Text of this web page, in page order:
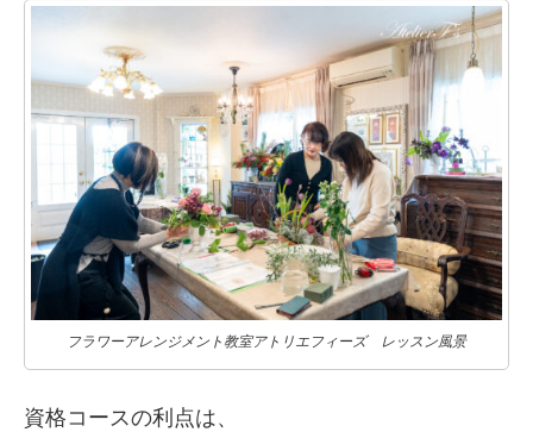
フラワーアレンジメント教室アトリエフィーズ レッスン風景
資格コースの利点は、